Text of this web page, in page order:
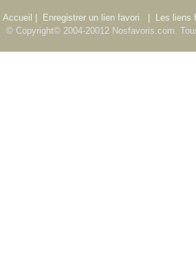
Accueil | Enregistrer un lien favori | Les liens
© Copyright© 2004-20012 Nosfavoris.com.